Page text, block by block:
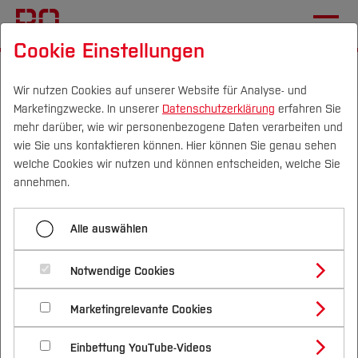
Campus Personen DE|EN Quicklinks
Studium
Studienangebote
Bachelorstudiengänge
Masterstudiengänge
Vor dem Studium
Bewerben & Einschreiben
Bewerbungsportal
Im Studium
Studienbüros und Prüfungen
Nach dem Studium
Forschung & Transfer
Profil
Forschungs- und Transferprofil
Schwerpunkte (FuT)
Beratung & Förderung
Nachhaltigkeit
Nachhaltigkeit studieren
International
71 Tage bis zur Betonkanu-
Regatta: Herstellung des
Betonkanus
09.04.2026
Das erste Kanu wurde gespachtelt
Cookie Einstellungen
Wir nutzen Cookies auf unserer Website für Analyse- und
Marketingzwecke. In unserer Datenschutzerklärung erfahren Sie
mehr darüber, wie wir personenbezogene Daten verarbeiten und
wie Sie uns kontaktieren können. Hier können Sie genau sehen
welche Cookies wir nutzen und können entscheiden, welche Sie
annehmen.
Alle auswählen
Notwendige Cookies
Marketingrelevante Cookies
Einbettung YouTube-Videos